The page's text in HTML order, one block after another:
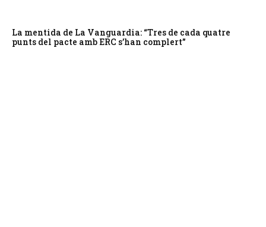
La mentida de La Vanguardia: “Tres de cada quatre
punts del pacte amb ERC s’han complert”